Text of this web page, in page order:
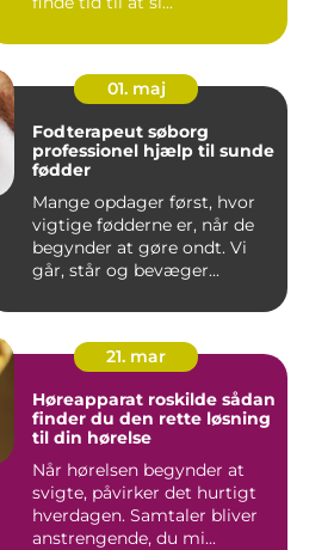
01. maj
Fodterapeut søborg
professionel hjælp til sunde
fødder
Mange opdager først, hvor
vigtige fødderne er, når de
begynder at gøre ondt. Vi
går, står og bevæger...
21. mar
Høreapparat roskilde sådan
finder du den rette løsning
til din hørelse
Når hørelsen begynder at
svigte, påvirker det hurtigt
hverdagen. Samtaler bliver
anstrengende, du mi...